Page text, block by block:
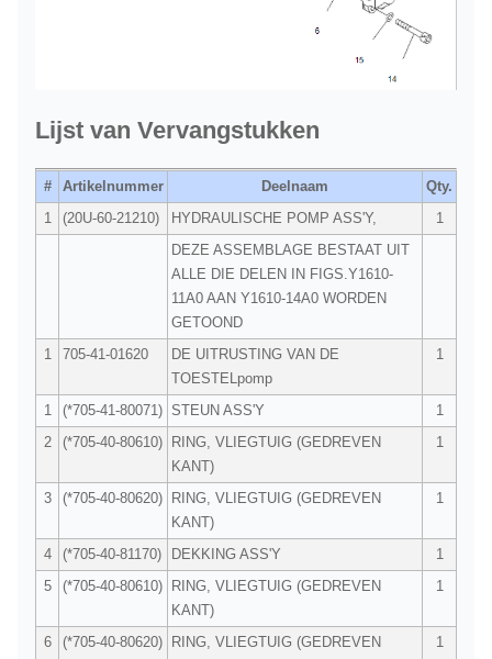
Lijst van Vervangstukken
# Artikelnummer Deelnaam
Qty.
1
(20U-60-21210) HYDRAULISCHE POMP ASS'Y,
1
DEZE ASSEMBLAGE BESTAAT UIT
ALLE DIE DELEN IN FIGS.Y1610-
11A0 AAN Y1610-14A0 WORDEN
GETOOND
1
705-41-01620
DE UITRUSTING VAN DE
TOESTELpomp
1
1 (*705-41-80071) STEUN ASS'Y
1
2
(*705-40-80610)
RING, VLIEGTUIG (GEDREVEN
KANT)
1
3 (*705-40-80620)
RING, VLIEGTUIG (GEDREVEN
KANT)
1
4 (*705-40-81170) DEKKING ASS'Y
1
5
(*705-40-80610)
RING, VLIEGTUIG (GEDREVEN
KANT)
1
6 (*705-40-80620)
RING, VLIEGTUIG (GEDREVEN
1